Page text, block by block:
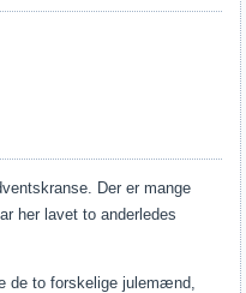
Der er mange
her lavet to anderledes
de to forskelige julemænd,